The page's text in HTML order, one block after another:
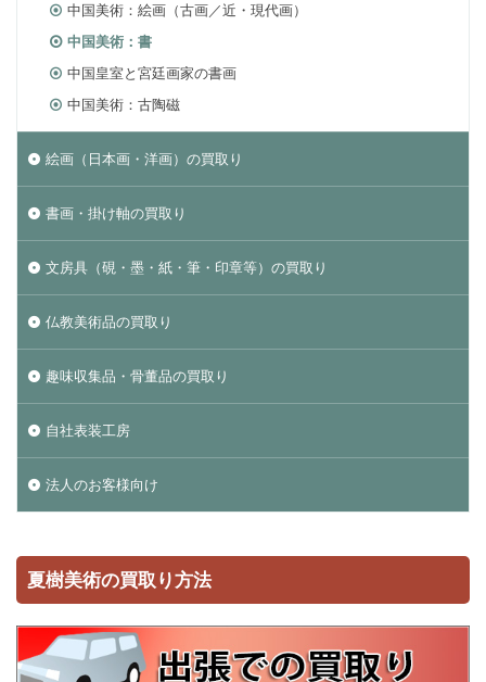
中国美術：絵画（古画／近・現代画）
中国美術：書
中国皇室と宮廷画家の書画
中国美術：古陶磁
絵画（日本画・洋画）の買取り
書画・掛け軸の買取り
文房具（硯・墨・紙・筆・印章等）の買取り
仏教美術品の買取り
趣味収集品・骨董品の買取り
自社表装工房
法人のお客様向け
夏樹美術の買取り方法